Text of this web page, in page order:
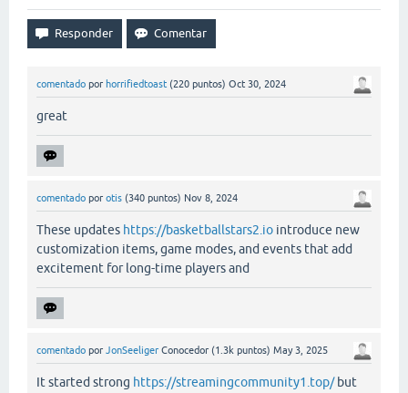
comentado por horrifiedtoast (220 puntos) Oct 30, 2024
great
comentado por otis (340 puntos) Nov 8, 2024
These updates https://basketballstars2.io introduce new
customization items, game modes, and events that add
excitement for long-time players and
comentado por JonSeeliger Conocedor (1.3k puntos) May 3, 2025
It started strong https://streamingcommunity1.top/but